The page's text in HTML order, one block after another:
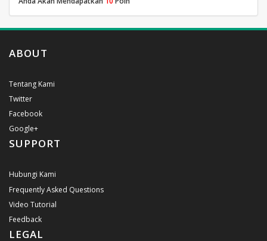
ABOUT
Tentang Kami
Twitter
Facebook
Google+
SUPPORT
Hubungi Kami
Frequently Asked Questions
Video Tutorial
Feedback
LEGAL